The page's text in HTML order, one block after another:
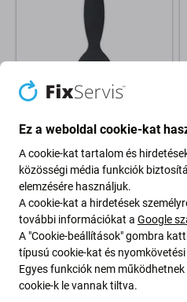
Best - Plastic Scraper -
590 Ft
RAKTÁRON 10+ db
Ez a weboldal cookie-kat
A cookie-kat tartalom és
közösségi média funkciók
elemzésére használjuk.
A cookie-kat a hirdetések
további információkat a Google
A "Cookie-beállítások" gombra
típusú cookie-kat és
Egyes funkciók nem
cookie-k le vannak tiltva.